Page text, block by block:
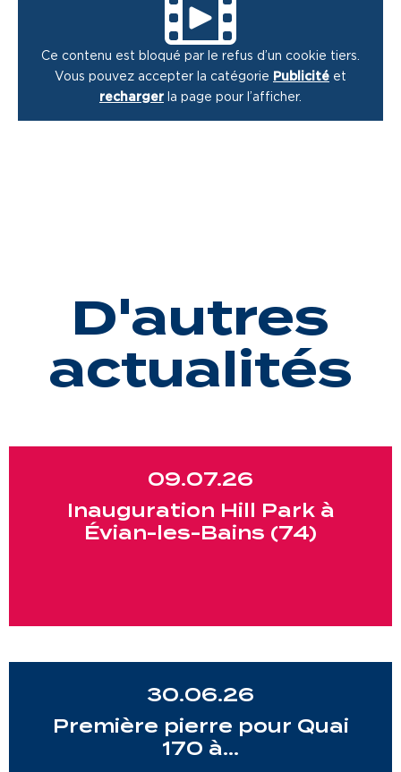
Ce contenu est bloqué par le refus d’un cookie tiers.
Vous pouvez accepter la catégorie Publicité et
recharger la page pour l’afficher.
D'autres
actualités
09.07.26
Inauguration Hill Park à
Évian-les-Bains (74)
30.06.26
Première pierre pour Quai
170 à…